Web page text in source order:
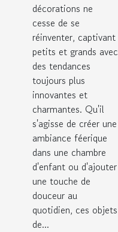
décorations
décorations ne
cesse de se
réinventer, captivant
petits et grands avec
des tendances
toujours plus
innovantes et
charmantes. Qu'il
s'agisse de créer une
ambiance féerique
dans une chambre
d'enfant ou d'ajouter
une touche de
douceur au
quotidien, ces objets
de...